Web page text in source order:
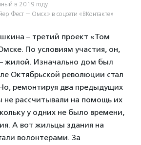
в 2019 году.
Фест — Омск» в соцсети «ВКонтакте»
– третий проект «Том
По условиям участия, он,
жилой. Изначально дом был
Октябрьской революции стал
ремонтируя два предыдущих
не рассчитывали на помощь их
у одних не было времени,
А вот жильцы здания на
волонтерами. За